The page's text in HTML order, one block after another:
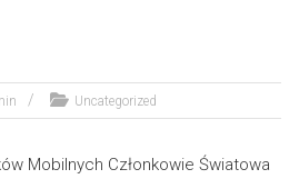
Uncategorized
Mobilnych Członkowie Światowa